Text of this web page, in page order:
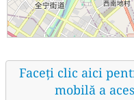
Faceți clic aici
mobilă a